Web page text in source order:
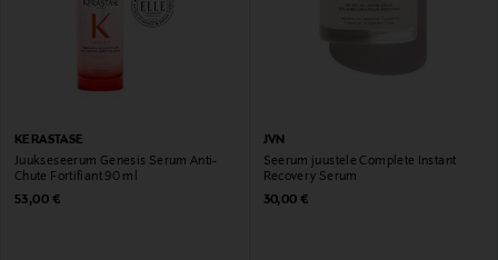
KERASTASE
Juukseseerum Genesis Serum Anti-
Chute Fortifiant 90 ml
Original Price
53,00 €
JVN
Seerum juustele Complete Instant
Recovery Serum
Original Price
30,00 €